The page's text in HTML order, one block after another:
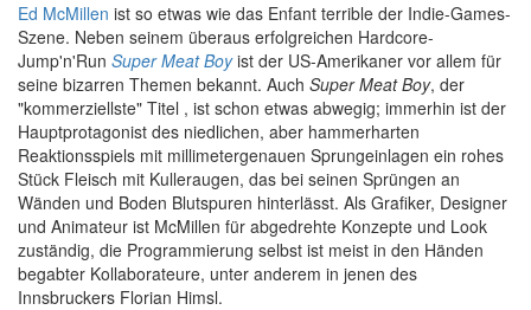
Ed McMillen ist so etwas wie das Enfant terrible der Indie-Games-
Szene. Neben seinem überaus erfolgreichen Hardcore-
Jump'n'Run Super Meat Boyist der US-Amerikaner vor allem für
seine bizarren Themen bekannt. Auch Super Meat Boy, der
"kommerziellste" Titel , ist schon etwas abwegig; immerhin ist der
Hauptprotagonist des niedlichen, aber hammerharten
Reaktionsspiels mit millimetergenauen Sprungeinlagen ein rohes
Stück Fleisch mit Kulleraugen, das bei seinen Sprüngen an
Wänden und Boden Blutspuren hinterlässt. Als Grafiker, Designer
und Animateur ist McMillen für abgedrehte Konzepte und Look
zuständig, die Programmierung selbst ist meist in den Händen
begabter Kollaborateure, unter anderem in jenen des
Innsbruckers Florian Himsl.